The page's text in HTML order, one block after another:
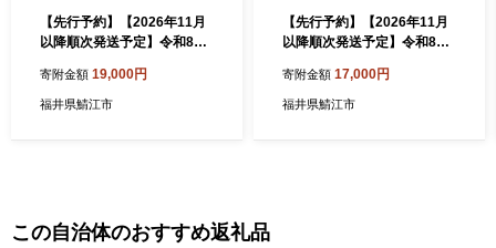
【先行予約】【2026年11月
以降順次発送予定】令和8年
kg×2袋） [C-10113] / コメ
米 お米 精米 ご飯 ごはん こ
寄附金額 19,000円
福井県鯖江市
【先行予約】【2026年11月
以降順次発送予定】令和8年
（5kg×2袋）[C-10109 ] / お
米 こめ コメ 精米 ご飯 ごは
寄附金額 17,000円
福井県鯖江市
この自治体のおすすめ返礼品